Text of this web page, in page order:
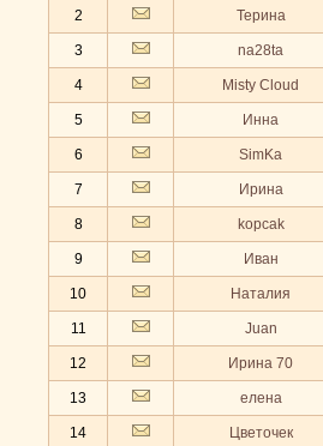
2 Терина
3 na28ta
4 Misty Cloud
5 Инна
6 SimKa
7 Ирина
8 kopcak
9 Иван
10 Наталия
11 Juan
12 Ирина 70
13 елена
14 Цветочек